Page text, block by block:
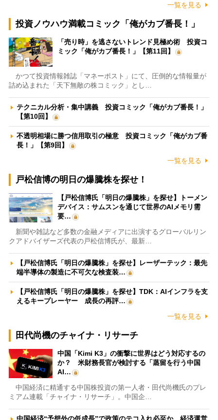
一覧を見る
投資ノウハウ満載コミック「俺がカブ番長！」
「売り時」を逃さないトレンド見極め術 投資コ
ミック「俺がカブ番長！」【第11回】
かつて投資情報雑誌「マネーポスト」にて、圧倒的な情報量が
詰め込まれた「天下無敵の株コミック」とし…
テクニカル分析・集中講義 投資コミック「俺がカブ番長！」
【第10回】
不透明相場に勝つ信用取引の極意 投資コミック「俺がカブ番
長！」【第9回】
一覧を見る
戸松信博の明日の爆騰株を探せ！
【戸松信博氏「明日の爆騰株」を探せ】トーメン
デバイス：サムスンを通じて世界のAIメモリ需
要…
新聞や雑誌など多数の金融メディアに出演するグローバルリン
クアドバイザーズ代表の戸松信博氏が、最新…
【戸松信博氏「明日の爆騰株」を探せ】レーザーテック：最先
端半導体の製造に不可欠な検査装…
【戸松信博氏「明日の爆騰株」を探せ】TDK：AIインフラを支
えるキープレーヤー 成長の再評…
一覧を見る
田代尚機のチャイナ・リサーチ
中国「Kimi K3」の衝撃に世界はどう対応するの
か？ 米財務長官が検討する「蒸留を行う中国
AI…
中国経済に精通する中国株投資の第一人者・田代尚機氏のプレ
ミアム連載「チャイナ・リサーチ」。中国企…